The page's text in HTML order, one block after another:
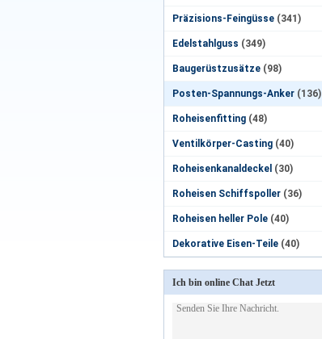
Präzisions-Feingüsse (341)
Edelstahlguss (349)
Baugerüstzusätze (98)
Posten-Spannungs-Anker (136)
Roheisenfitting (48)
Ventilkörper-Casting (40)
Roheisenkanaldeckel (30)
Roheisen Schiffspoller (36)
Roheisen heller Pole (40)
Dekorative Eisen-Teile (40)
Ich bin online Chat Jetzt